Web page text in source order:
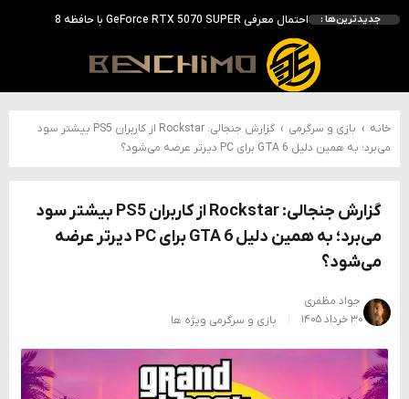
جدیدترین‌ها :
احتمال معرفی GeForce RTX 5070 SUPER با حافظه 18 گیگابایتی؛ ارتقای محسوس نسبت به مدل استاندارد
انویدیا DLSS 5 را با سه مدل هوش مصنوعی معرفی کرد؛ انتقادهای اولیه نتیجه داد
انویدیا پردازنده 88 هسته‌ای Vera را معرفی کرد؛ CPU اختصاصی برای نسل بعدی هوش مصنوعی
بالاخره سنسور Hotspot کارت‌های RTX 50 ظاهر شد؛ HWMonitor 1.65 تنها نماینده نمایش نیست
خانه › بازی و سرگرمی ›
گزارش جنجالی: Rockstar از کاربران PS5 بیشتر سود
می‌برد؛ به همین دلیل GTA 6 برای PC دیرتر عرضه می‌شود؟
گزارش جنجالی: Rockstar از کاربران PS5 بیشتر سود
می‌برد؛ به همین دلیل GTA 6 برای PC دیرتر عرضه
می‌شود؟
جواد مظفری
۳۰ خرداد ۱۴۰۵
بازی و سرگرمی ویژه ها